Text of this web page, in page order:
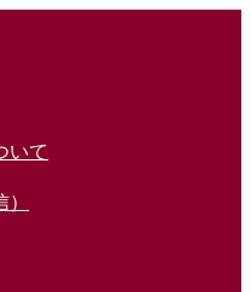
いて